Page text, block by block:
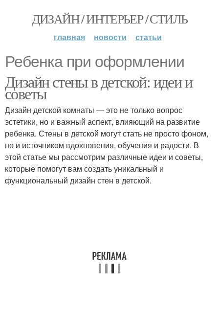
ДИЗАЙН / ИНТЕРЬЕР / СТИЛЬ
главная новости статьи
Ребенка при оформлении
Дизайн стены в детской: идеи и
советы
Дизайн детской комнаты — это не только вопрос
эстетики, но и важный аспект, влияющий на развитие
ребенка. Стены в детской могут стать не просто фоном,
но и источником вдохновения, обучения и радости. В
этой статье мы рассмотрим различные идеи и советы,
которые помогут вам создать уникальный и
функциональный дизайн стен в детской.